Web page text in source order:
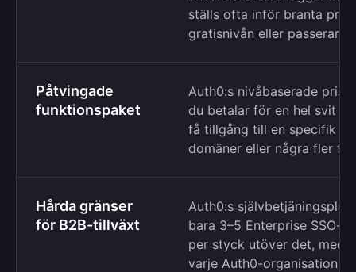
ställs ofta inför branta
gratisnivån eller passerar
Påtvingade
funktionspaket
Auth0:s nivåbaserade
du betalar för en hel svit
få tillgång till en specifik
domäner eller några fler
Hårda gränser
för B2B-tillväxt
Auth0:s
bara 3–5 Enterprise SSO-
per styck utöver det, med
varje Auth0-organisation